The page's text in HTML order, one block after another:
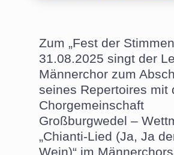
Zum „Fest der
31.08.2025 singt der
Männerchor zum
seines Repertoires mit
Chorgemeinschaft
Großburgwedel –
„Chianti-Lied (Ja, Ja
Wein)“ im